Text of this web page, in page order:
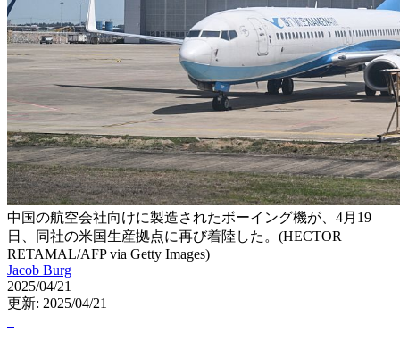
中国の航空会社向けに製造されたボーイング機が、4月19
日、同社の米国生産拠点に再び着陸した。(HECTOR
RETAMAL/AFP via Getty Images)
Jacob Burg
2025/04/21
更新: 2025/04/21